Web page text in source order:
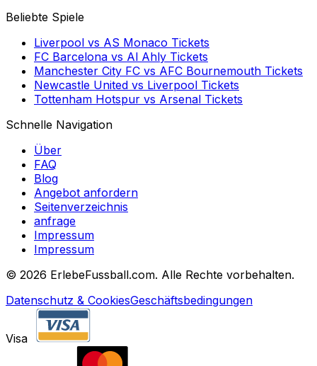
Beliebte Spiele
Liverpool vs AS Monaco Tickets
FC Barcelona vs Al Ahly Tickets
Manchester City FC vs AFC Bournemouth Tickets
Newcastle United vs Liverpool Tickets
Tottenham Hotspur vs Arsenal Tickets
Schnelle Navigation
Über
FAQ
Blog
Angebot anfordern
Seitenverzeichnis
anfrage
Impressum
Impressum
© 2026 ErlebeFussball.com. Alle Rechte vorbehalten.
Datenschutz & CookiesGeschäftsbedingungen
Visa